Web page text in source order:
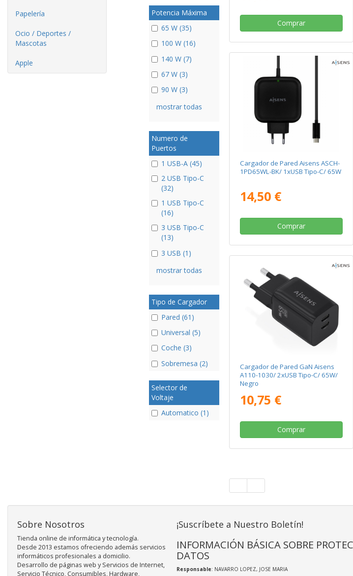
Papelería
Ocio / Deportes /
Mascotas
Apple
Potencia Máxima
65 W (35)
100 W (16)
140 W (7)
67 W (3)
90 W (3)
mostrar todas
Numero de
Puertos
1 USB-A (45)
2 USB Tipo-C
(32)
1 USB Tipo-C
(16)
3 USB Tipo-C
(13)
3 USB (1)
mostrar todas
Tipo de Cargador
Pared (61)
Universal (5)
Coche (3)
Sobremesa (2)
Selector de
Voltaje
Automatico (1)
Comprar
Cargador de Pared Aisens ASCH-
1PD65WL-BK/ 1xUSB Tipo-C/ 65W
14,50 €
Comprar
Cargador de Pared GaN Aisens
A110-1030/ 2xUSB Tipo-C/ 65W/
Negro
10,75 €
Comprar
Sobre Nosotros
Tienda online de informática y tecnología.
Desde 2013 estamos ofreciendo además servicios
informáticos profesionales a domicilio.
Desarrollo de páginas web y Servicios de Internet,
Servicio Técnico, Consumibles, Hardware,
¡Suscríbete a Nuestro Boletín!
INFORMACIÓN BÁSICA SOBRE
DATOS
Responsable: NAVARRO LOPEZ, JOSE MARIA